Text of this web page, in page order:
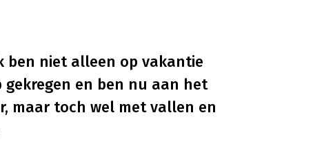
ben niet alleen op vakantie
gekregen en ben nu aan het
maar toch wel met vallen en